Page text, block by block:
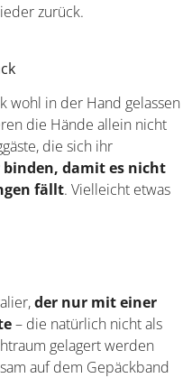
zurück.
wohl in der Hand gelassen
die Hände allein nicht
die sich ihr
binden, damit es nicht
fällt. Vielleicht etwas
der nur mit einer
– die natürlich nicht als
gelagert werden
auf dem Gepäckband